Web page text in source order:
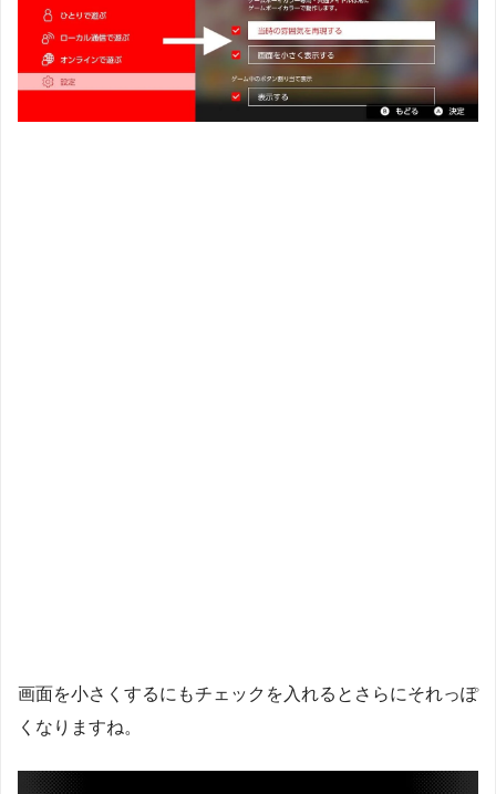
画面を小さくするにもチェックを入れるとさらにそれっぽ
くなりますね。